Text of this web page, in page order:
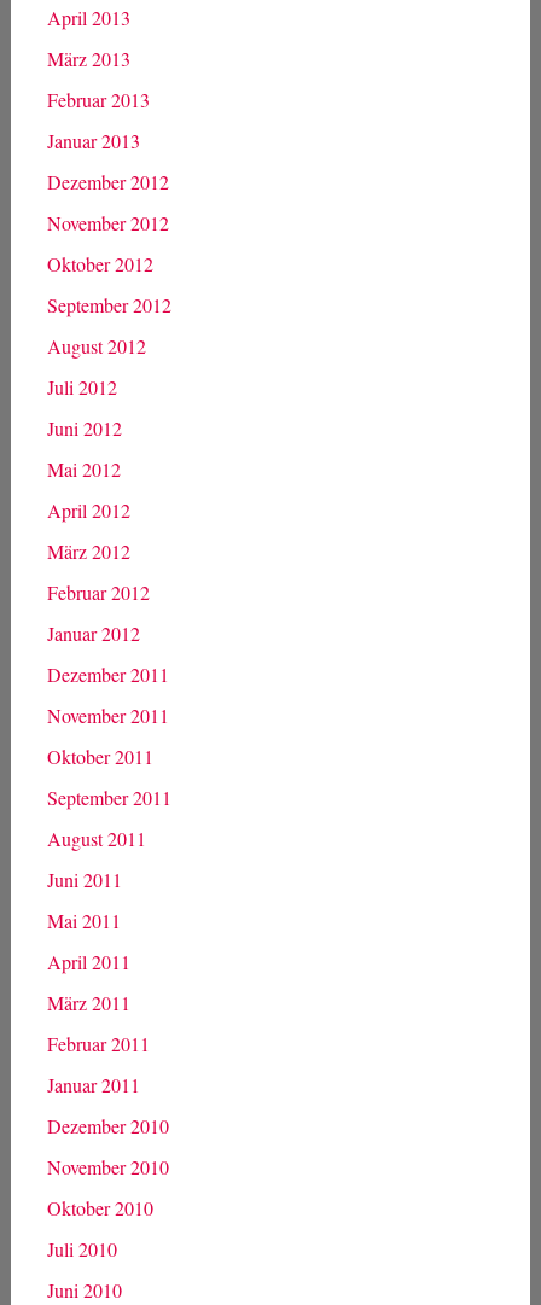
April 2013
März 2013
Februar 2013
Januar 2013
Dezember 2012
November 2012
Oktober 2012
September 2012
August 2012
Juli 2012
Juni 2012
Mai 2012
April 2012
März 2012
Februar 2012
Januar 2012
Dezember 2011
November 2011
Oktober 2011
September 2011
August 2011
Juni 2011
Mai 2011
April 2011
März 2011
Februar 2011
Januar 2011
Dezember 2010
November 2010
Oktober 2010
Juli 2010
Juni 2010